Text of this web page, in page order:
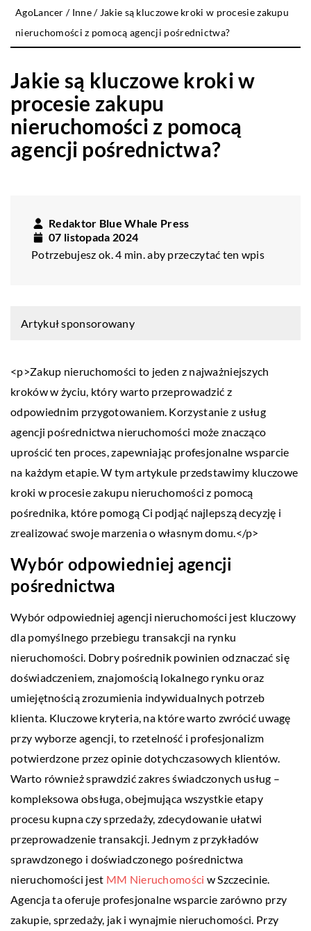
AgoLancer / Inne/ Jakie są kluczowe kroki w procesie zakupu
nieruchomości z pomocą agencji pośrednictwa?
Jakie są kluczowe kroki w
procesie zakupu
nieruchomości z pomocą
agencji pośrednictwa?
Redaktor Blue Whale Press
07 listopada 2024
Potrzebujesz ok. 4 min. aby przeczytać ten wpis
Artykuł sponsorowany
<p>Zakup nieruchomości to jeden z najważniejszych
kroków w życiu, który warto przeprowadzić z
odpowiednim przygotowaniem. Korzystanie z usług
agencji pośrednictwa nieruchomości może znacząco
uprościć ten proces, zapewniając profesjonalne wsparcie
na każdym etapie. W tym artykule przedstawimy kluczowe
kroki w procesie zakupu nieruchomości z pomocą
pośrednika, które pomogą Ci podjąć najlepszą decyzję i
zrealizować swoje marzenia o własnym domu.</p>
Wybór odpowiedniej agencji
pośrednictwa
Wybór odpowiedniej agencji nieruchomości jest kluczowy
dla pomyślnego przebiegu transakcji na rynku
nieruchomości. Dobry pośrednik powinien odznaczać się
doświadczeniem, znajomością lokalnego rynku oraz
umiejętnością zrozumienia indywidualnych potrzeb
klienta. Kluczowe kryteria, na które warto zwrócić uwagę
przy wyborze agencji, to rzetelność i profesjonalizm
potwierdzone przez opinie dotychczasowych klientów.
Warto również sprawdzić zakres świadczonych usług –
kompleksowa obsługa, obejmująca wszystkie etapy
procesu kupna czy sprzedaży, zdecydowanie ułatwi
przeprowadzenie transakcji. Jednym z przykładów
sprawdzonego i doświadczonego pośrednictwa
nieruchomości jest MM Nieruchomości w Szczecinie.
Agencja ta oferuje profesjonalne wsparcie zarówno przy
zakupie, sprzedaży, jak i wynajmie nieruchomości. Przy